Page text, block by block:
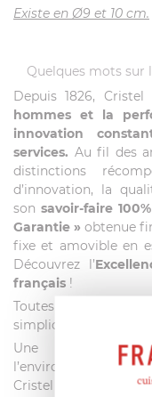
Existe en Ø9 et 10 cm.
Quelques mots sur
Depuis 1826, Cristel
hommes et la
innovation
services. Au fil des
distinctions
d’innovation, la
son savoir-faire
Garantie » obtenue
fixe et amovible en
Découvrez l’
français !
Toutes les
simplicité
Une autre
l’environnement.
Cristel met
un